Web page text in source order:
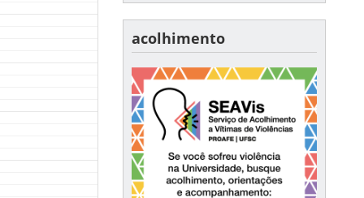
acolhimento